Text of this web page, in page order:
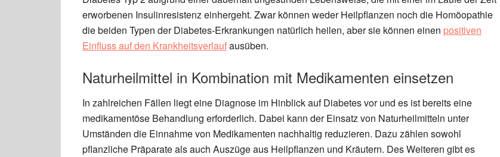
erworbenen Insulinresistenz einhergeht. Zwar können weder Heilpflanzen noch die Homöopathie
die beiden Typen der Diabetes-Erkrankungen natürlich heilen, aber sie können einen positiven
Einfluss auf den Krankheitsverlaufausüben.
Naturheilmittel in Kombination mit Medikamenten einsetzen
In zahlreichen Fällen liegt eine Diagnose im Hinblick auf Diabetes vor und es ist bereits eine
medikamentöse Behandlung erforderlich. Dabei kann der Einsatz von Naturheilmitteln unter
Umständen die Einnahme von Medikamenten nachhaltig reduzieren. Dazu zählen sowohl
pflanzliche Präparate als auch Auszüge aus Heilpflanzen und Kräutern. Des Weiteren gibt es